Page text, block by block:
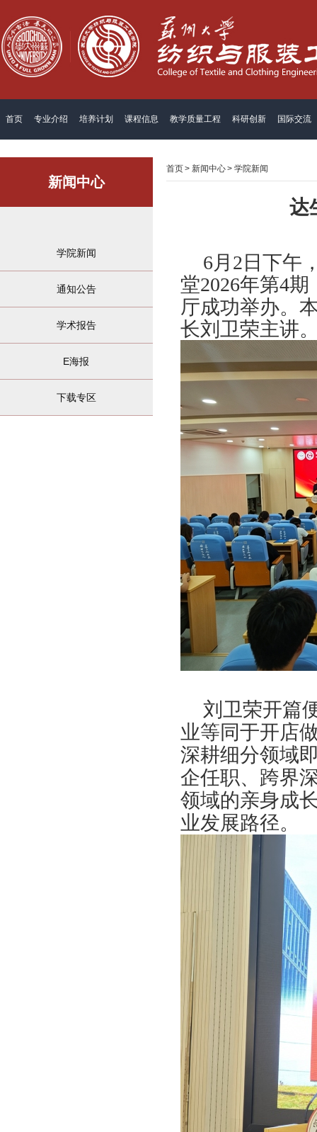
首页 专业介绍 培养计划 课程信息 教学质量工程 科研创新 国际交流
新闻中心
学院新闻
通知公告
学术报告
E海报
下载专区
首页> 新闻中心> 学院新闻
达
6月2日下午
堂2026年第4期
厅成功举办。
长刘卫荣主讲
刘卫荣开篇
业等同于开店
深耕细分领域
企任职、跨界
领域的亲身成
业发展路径。